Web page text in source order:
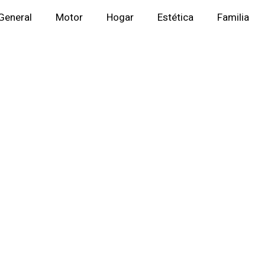
Motor Hogar Estética Familia